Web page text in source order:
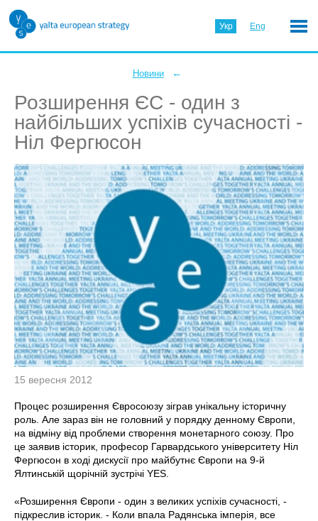
Укр Eng
Новини ←
Розширення ЄС - один з
найбільших успіхів сучасності -
Ніл Фергюсон
15 вересня 2012
Процес розширення Євросоюзу зіграв унікальну історичну
роль. Але зараз він не головний у порядку денному Європи,
на відміну від проблеми створення монетарного союзу. Про
це заявив історик, професор Гарвардського університету Ніл
Фергюсон в ході дискусії про майбутнє Європи на 9-й
Ялтинській щорічній зустрічі YES.
«Розширення Європи - один з великих успіхів сучасності, -
підкреслив історик. - Коли впала Радянська імперія, все